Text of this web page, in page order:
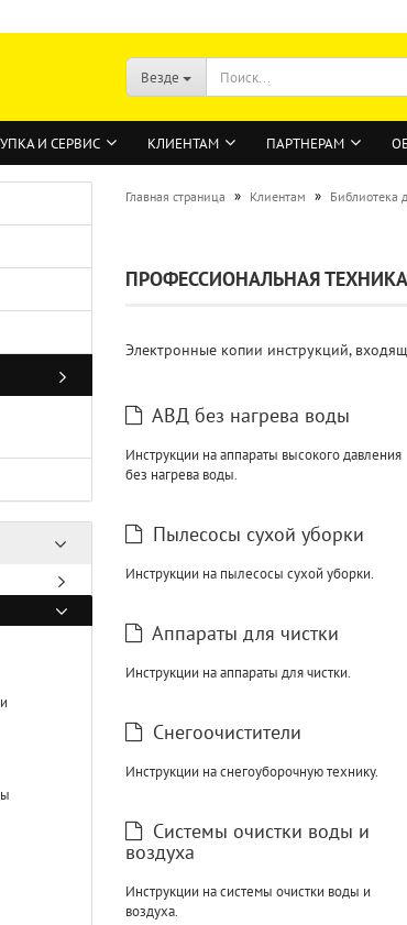
Везде
И СЕРВИС КЛИЕНТАМ ПАРТНЕРАМ
Главная страница » Клиентам » Библиотека
ПРОФЕССИОНАЛЬНАЯ ТЕХНИКА
Электронные копии инструкций,
АВД без нагрева воды
Инструкции на аппараты высокого давления
без нагрева воды.
Пылесосы сухой уборки
Инструкции на пылесосы сухой уборки.
Аппараты для чистки
Инструкции на аппараты для чистки.
Снегоочистители
Инструкции на снегоуборочную технику.
Системы очистки воды и
воздуха
Инструкции на системы очистки воды и
воздуха.